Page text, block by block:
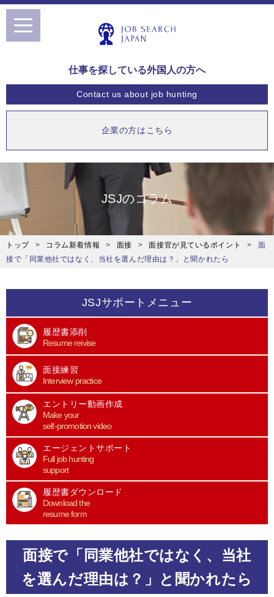
仕事を探している外国人の方へ
Contact usabout job hunting
企業の方はこちら
JSJのコラム
トップ コラム新着情報 面接 面接官が見ているポイント
面
接で「同業他社ではなく、当社を選んだ理由は？」と聞かれたら
toggle
navigation
JSJサポートメニュー
履歴書添削
Resume reivise
面接練習
Interview practice
エントリー動画作成
Make your
self-promotion video
エージェントサポート
Full job hunting
support
履歴書ダウンロード
Download the
resume form
面接で「同業他社ではなく、当社
を選んだ理由は？」と聞かれたら